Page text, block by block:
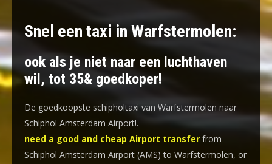
Snel een taxi in Warfstermolen:
ook als je niet naar een luchthaven
wil, tot 35& goedkoper!
De goedkoopste schipholtaxi van Warfstermolen naar
Schiphol Amsterdam Airport!.
need a good and cheap Airport transfer from
Schiphol Amsterdam Airport (AMS) to Warfstermolen, or